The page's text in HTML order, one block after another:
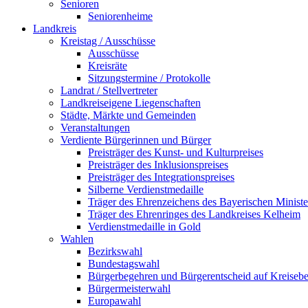
Senioren
Seniorenheime
Landkreis
Kreistag / Ausschüsse
Ausschüsse
Kreisräte
Sitzungstermine / Protokolle
Landrat / Stellvertreter
Landkreiseigene Liegenschaften
Städte, Märkte und Gemeinden
Veranstaltungen
Verdiente Bürgerinnen und Bürger
Preisträger des Kunst- und Kulturpreises
Preisträger des Inklusionspreises
Preisträger des Integrationspreises
Silberne Verdienstmedaille
Träger des Ehrenzeichens des Bayerischen
Träger des Ehrenringes des Landkreises Kelheim
Verdienstmedaille in Gold
Wahlen
Bezirkswahl
Bundestagswahl
Bürgerbegehren und Bürgerentscheid auf
Bürgermeisterwahl
Europawahl